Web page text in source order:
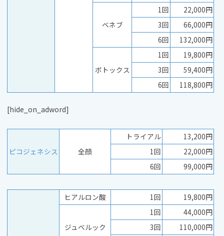
ベネブ
1回
22,000円
3回
66,000円
6回
132,000円
ボトックス
1回
19,800円
3回
59,400円
6回
118,800円
[hide_on_adword]
ピコジェネシス 全顔
トライアル
13,200円
1回
22,000円
6回
99,000円
ヒアルロン酸 1回 19,800円
ジュベルック
1回
44,000円
3回
110,000円